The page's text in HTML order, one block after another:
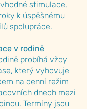
stimulace,
k úspěšnému
spolupráce.
v rodině
probíhá vždy
který vyhovuje
na denní režim
dnech mezi
Termíny jsou